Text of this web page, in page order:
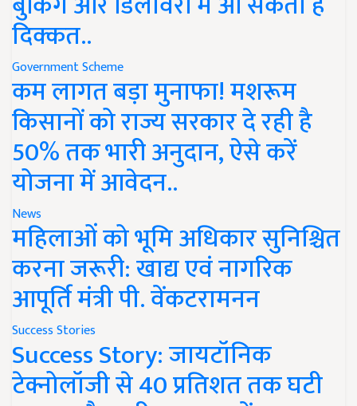
दिक्कत..
Government Scheme
कम लागत बड़ा मुनाफा! मशरूम
किसानों को राज्य सरकार दे रही है
50% तक भारी अनुदान, ऐसे करें
योजना में आवेदन..
News
महिलाओं को भूमि अधिकार सुनिश्चित
करना जरूरी: खाद्य एवं नागरिक
आपूर्ति मंत्री पी. वेंकटरामनन
Success Stories
Success Story: जायटॉनिक
टेक्नोलॉजी से 40 प्रतिशत तक घटी